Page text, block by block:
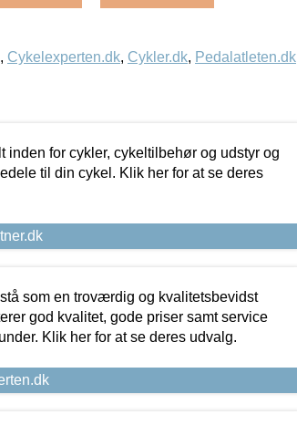
, Cykelexperten.dk, Cykler.dk, Pedalatleten.dk
for cykler, cykeltilbehør og udstyr og
til din cykel. Klik her for at se deres
som en troværdig og kvalitetsbevidst
god kvalitet, gode priser samt service
Klik her for at se deres udvalg.